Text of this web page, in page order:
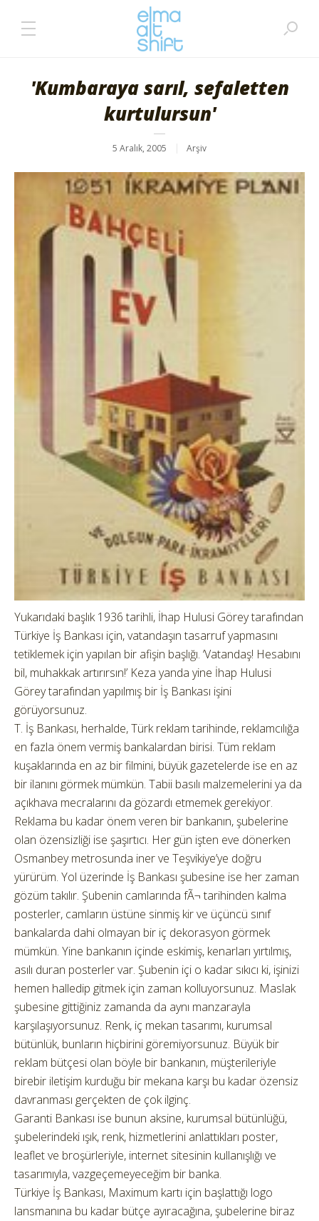
'Kumbaraya sarıl, sefaletten
kurtulursun'
5 Aralık, 2005 Arşiv
Yukarıdaki başlık 1936 tarihli, İhap Hulusi Görey tarafından
Türkiye İş Bankası için, vatandaşın tasarruf yapmasını
tetiklemek için yapılan bir afişin başlığı. ‘Vatandaş! Hesabını
bil, muhakkak artırırsın!’ Keza yanda yine İhap Hulusi
Görey tarafından yapılmış bir İş Bankası işini
görüyorsunuz.
T. İş Bankası, herhalde, Türk reklam tarihinde, reklamcılığa
en fazla önem vermiş bankalardan birisi. Tüm reklam
kuşaklarında en az bir filmini, büyük gazetelerde ise en az
bir ilanını görmek mümkün. Tabii basılı malzemelerini ya da
açıkhava mecralarını da gözardı etmemek gerekiyor.
Reklama bu kadar önem veren bir bankanın, şubelerine
olan özensizliği ise şaşırtıcı. Her gün işten eve dönerken
Osmanbey metrosunda iner ve Teşvikiye’ye doğru
yürürüm. Yol üzerinde İş Bankası şubesine ise her zaman
gözüm takılır. Şubenin camlarında fÃ¬ tarihinden kalma
posterler, camların üstüne sinmiş kir ve üçüncü sınıf
bankalarda dahi olmayan bir iç dekorasyon görmek
mümkün. Yine bankanın içinde eskimiş, kenarları yırtılmış,
asılı duran posterler var. Şubenin içi o kadar sıkıcı ki, işinizi
hemen halledip gitmek için zaman kolluyorsunuz. Maslak
şubesine gittiğiniz zamanda da aynı manzarayla
karşılaşıyorsunuz. Renk, iç mekan tasarımı, kurumsal
bütünlük, bunların hiçbirini göremiyorsunuz. Büyük bir
reklam bütçesi olan böyle bir bankanın, müşterileriyle
birebir iletişim kurduğu bir mekana karşı bu kadar özensiz
davranması gerçekten de çok ilginç.
Garanti Bankası ise bunun aksine, kurumsal bütünlüğü,
şubelerindeki ışık, renk, hizmetlerini anlattıkları poster,
leaflet ve broşürleriyle, internet sitesinin kullanışlığı ve
tasarımıyla, vazgeçemeyeceğim bir banka.
Türkiye İş Bankası, Maximum kartı için başlattığı logo
lansmanına bu kadar bütçe ayıracağına, şubelerine biraz